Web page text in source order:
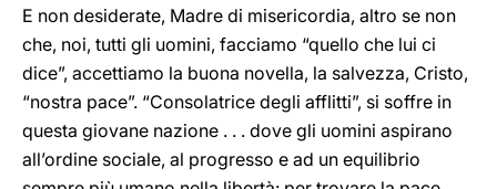
E non desiderate, Madre di misericordia, altro se non
che, noi, tutti gli uomini, facciamo “quello che lui ci
dice”, accettiamo la buona novella, la salvezza, Cristo,
“nostra pace”. “Consolatrice degli afflitti”, si soffre in
questa giovane nazione . . . dove gli uomini aspirano
all’ordine sociale, al progresso e ad un equilibrio